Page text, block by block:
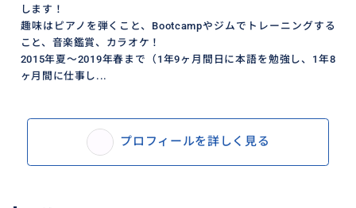
します！
趣味はピアノを弾くこと、Bootcampやジムでトレーニングする
こと、音楽鑑賞、カラオケ！
2015年夏〜2019年春まで（1年9ヶ月間日に本語を勉強し、1年8
ヶ月間に仕事し...
プロフィールを詳しく見る